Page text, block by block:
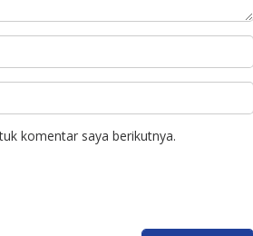
komentar saya berikutnya.